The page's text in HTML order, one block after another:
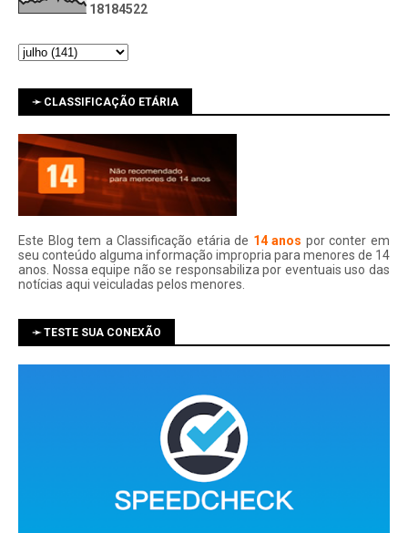
18184522
➛ CLASSIFICAÇÃO ETÁRIA
Este Blog tem a Classificação etária de 14 anos por conter em
seu conteúdo alguma informação impropria para menores de 14
anos. Nossa equipe não se responsabiliza por eventuais uso das
notí­cias aqui veiculadas pelos menores.
➛ TESTE SUA CONEXÃO